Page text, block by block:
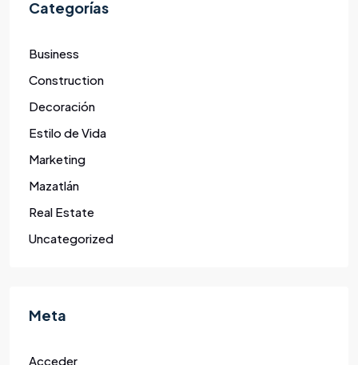
Categorías
Business
Construction
Decoración
Estilo de Vida
Marketing
Mazatlán
Real Estate
Uncategorized
Meta
Acceder